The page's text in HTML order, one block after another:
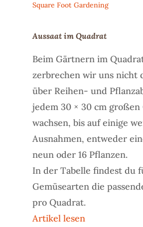
Square Foot Gardening
Aussaat im Quadrat
Beim Gärtnern im
zerbrechen wir uns nicht
über Reihen- und
jedem 30 × 30 cm großen
wachsen, bis auf einige
Ausnahmen, entweder
neun oder 16 Pflanzen.
In der Tabelle findest du
Gemüsearten die
pro Quadrat.
Artikel lesen